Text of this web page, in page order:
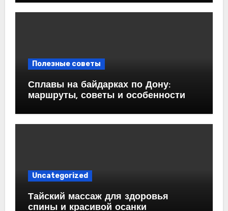
Полезные советы
Сплавы на байдарках по Дону:
маршруты, советы и особенности
Uncategorized
Тайский массаж для здоровья
спины и красивой осанки